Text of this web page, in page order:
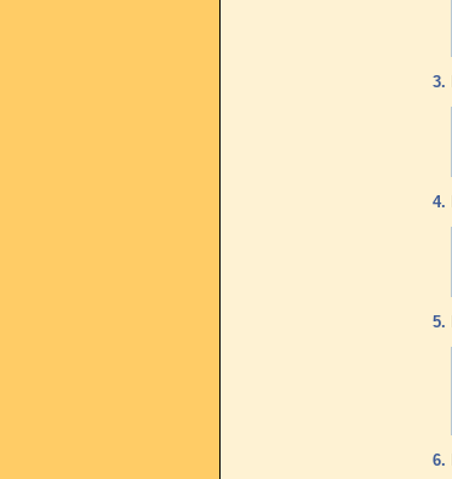
3.
4.
5.
6.